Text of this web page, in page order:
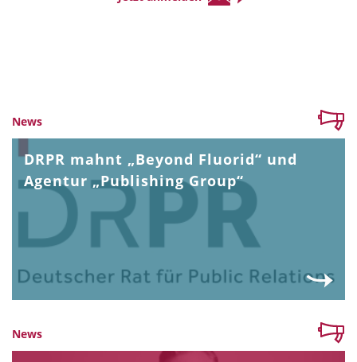
News
DRPR mahnt „Beyond Fluorid“ und
Agentur „Publishing Group“
News